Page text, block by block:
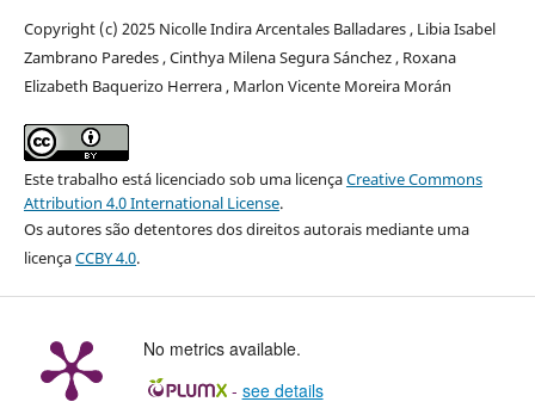
Copyright (c) 2025 Nicolle Indira Arcentales Balladares , Libia Isabel
Zambrano Paredes , Cinthya Milena Segura Sánchez , Roxana
Elizabeth Baquerizo Herrera , Marlon Vicente Moreira Morán
Este trabalho está licenciado sob uma licençaCreative Commons
Attribution 4.0 International License.
Os autores são detentores dos direitos autorais mediante uma
licençaCCBY 4.0.
No metrics available.
- see details